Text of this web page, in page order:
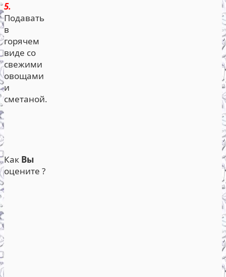
5.
Подавать
в
горячем
виде со
свежими
овощами
и
сметаной.
Как Вы
оцените ?